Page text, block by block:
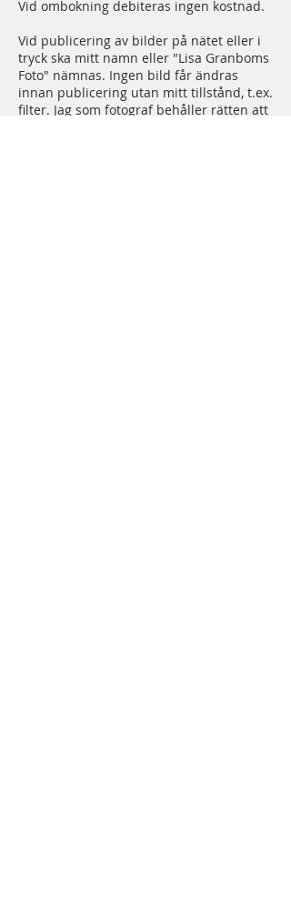
Vid ombokning debiteras ingen kostnad.
Vid publicering av bilder på nätet eller i
tryck ska mitt namn eller "Lisa Granboms
Foto" nämnas. Ingen bild får ändras
innan publicering utan mitt tillstånd, t.ex.
filter. Jag som fotograf behåller rätten att